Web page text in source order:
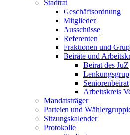
Stadtrat
Geschäftsordnung
Mitglieder
Ausschüsse
Referenten
Fraktionen und
Beiräte und
Beirat des JuZ
Seniorenbeirat
Arbeitskreis
Mandatsträger
Parteien und
Sitzungskalender
Protokolle